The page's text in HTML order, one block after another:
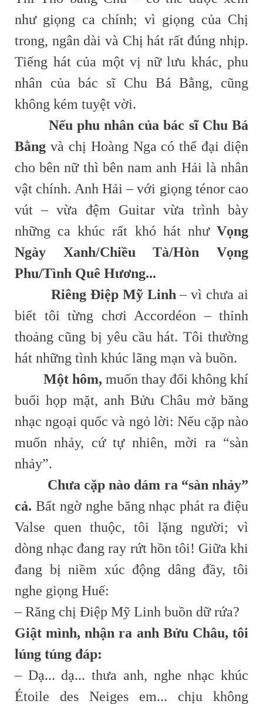
như giọng ca chính; vì giọng của Chị
trong, ngân dài và Chị hát rất đúng nhịp.
Tiếng hát của một vị nữ lưu khác, phu
nhân của bác sĩ Chu Bá Bằng, cũng
không kém tuyệt vời.
Nếu phu nhân của bác sĩ Chu Bá
Bằng và chị Hoàng Nga có thể đại diện
cho bên nữ thì bên nam anh Hải là nhân
vật chính. Anh Hải – với giọng ténor cao
vút – vừa đệm Guitar vừa trình bày
những ca khúc rất khó hát như Vọng
Ngày Xanh/Chiều Tà/Hòn Vọng
Phu/Tình Quê Hương...
Riêng Điệp Mỹ Linh– vì chưa ai
biết tôi từng chơi Accordéon – thỉnh
thoảng cũng bị yêu cầu hát. Tôi thường
hát những tình khúc lãng mạn và buồn.
Một hôm, muốn thay đổi không khí
buổi họp mặt, anh Bửu Châu mở băng
nhạc ngoại quốc và ngỏ lời: Nếu cặp nào
muốn nhảy, cứ tự nhiên, mời ra “sàn
nhảy”.
Chưa cặp nào dám ra “sàn nhảy”
cả. Bất ngờ nghe băng nhạc phát ra điệu
Valse quen thuộc, tôi lặng người; vì
dòng nhạc đang ray rứt hồn tôi! Giữa khi
đang bị niềm xúc động dâng đầy, tôi
nghe giọng Huế:
– Răng chị Điệp Mỹ Linh buồn dữ rứa?
Giật mình, nhận ra anh Bửu Châu, tôi
lúng túng đáp:
– Dạ... dạ... thưa anh, nghe nhạc khúc
Étoile des Neiges em... chịu không